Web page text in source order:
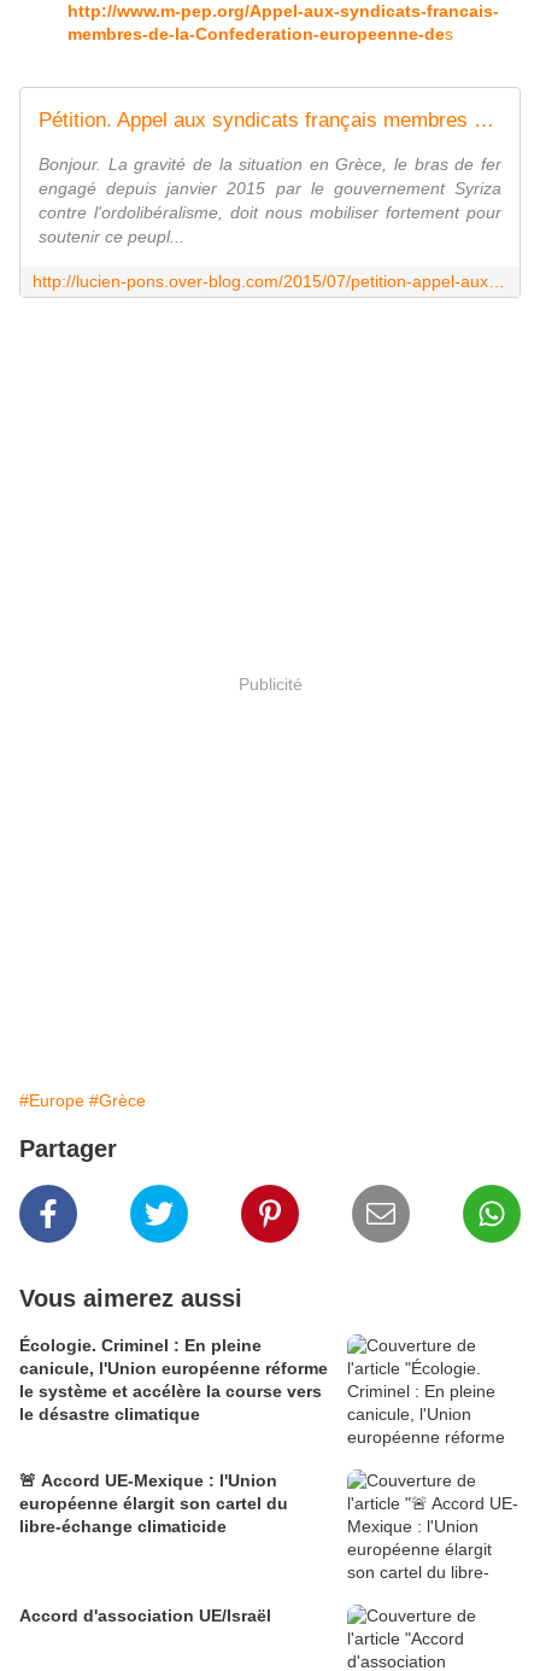
http://www.m-pep.org/Appel-aux-syndicats-francais-
membres-de-la-Confederation-europeenne-des
Pétition. Appel aux syndicats français membres de la confédération européenne des syndicats CES. - Le blog de Lucien PONS
Bonjour. La gravité de la situation en Grèce, le bras de fer
engagé depuis janvier 2015 par le gouvernement Syriza
contre l'ordolibéralisme, doit nous mobiliser fortement pour
soutenir ce peupl...
Publicité
#Europe #Grèce
Partager
Vous aimerez aussi
Écologie. Criminel : En pleine
canicule, l'Union européenne réforme
le système et accélère la course vers
le désastre climatique
🚨 Accord UE-Mexique : l'Union
européenne élargit son cartel du
libre-échange climaticide
Accord d'association UE/Israël